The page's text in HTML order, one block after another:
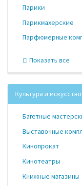
Парики
Парикмахерские
Парфюмерные
Показать все
Культура и искусство
Багетные
Выставочные
Кинопрокат
Кинотеатры
Книжные магазины